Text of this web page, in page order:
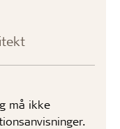
må ikke